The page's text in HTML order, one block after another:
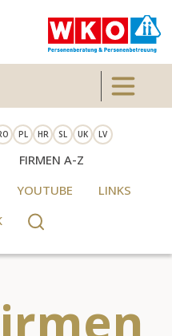
Toggle
PL HR SL UK LV
FIRMEN A-Z
YOUTUBE
LINKS